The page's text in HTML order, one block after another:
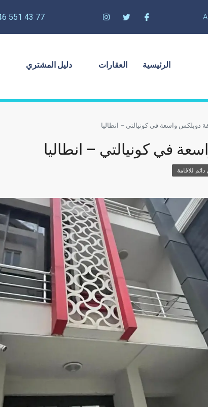
77 43 551 546 90+
الرئيسية العقارات دليل المشتري
دوبلكس واسعة في كونيالتي – انطاليا
في كونيالتي – انطاليا
للاقامة